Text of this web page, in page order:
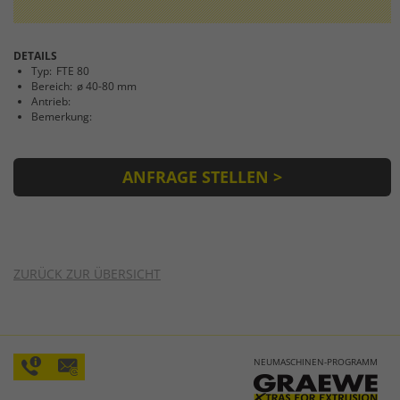
DETAILS
Typ: FTE 80
Bereich: ø 40-80 mm
Antrieb:
Bemerkung:
ANFRAGE STELLEN >
ZURÜCK ZUR ÜBERSICHT
NEUMASCHINEN-PROGRAMM